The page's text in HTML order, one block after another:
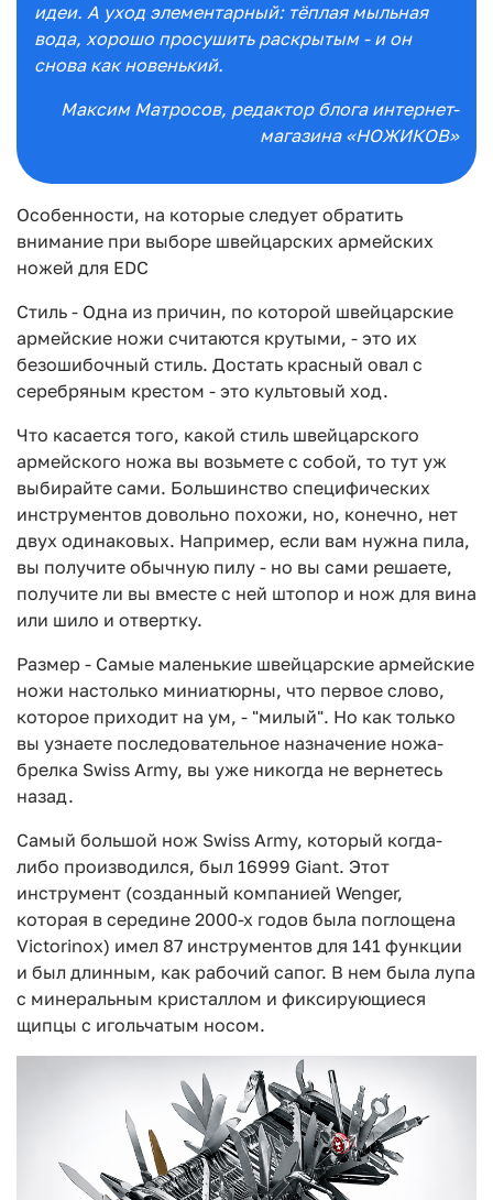
идеи. А уход элементарный: тёплая мыльная
вода, хорошо просушить раскрытым - и он
снова как новенький.
Максим Матросов, редактор блога интернет-
магазина «НОЖИКОВ»
Особенности, на которые следует обратить
внимание при выборе швейцарских армейских
ножей для EDC
Стиль - Одна из причин, по которой швейцарские
армейские ножи считаются крутыми, - это их
безошибочный стиль. Достать красный овал с
серебряным крестом - это культовый ход.
Что касается того, какой стиль швейцарского
армейского ножа вы возьмете с собой, то тут уж
выбирайте сами. Большинство специфических
инструментов довольно похожи, но, конечно, нет
двух одинаковых. Например, если вам нужна пила,
вы получите обычную пилу - но вы сами решаете,
получите ли вы вместе с ней штопор и нож для вина
или шило и отвертку.
Размер - Самые маленькие швейцарские армейские
ножи настолько миниатюрны, что первое слово,
которое приходит на ум, - "милый". Но как только
вы узнаете последовательное назначение ножа-
брелка Swiss Army, вы уже никогда не вернетесь
назад.
Самый большой нож Swiss Army, который когда-
либо производился, был 16999 Giant. Этот
инструмент (созданный компанией Wenger,
которая в середине 2000-х годов была поглощена
Victorinox) имел 87 инструментов для 141 функции
и был длинным, как рабочий сапог. В нем была лупа
с минеральным кристаллом и фиксирующиеся
щипцы с игольчатым носом.